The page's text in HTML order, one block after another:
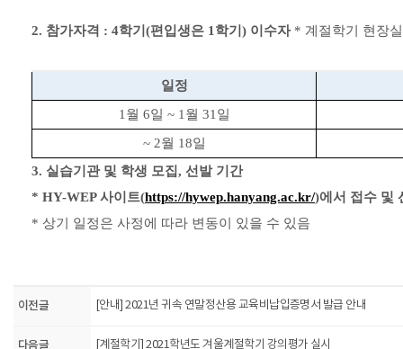
2. 참가자격 : 4학기 (편입생은 1 학기 ) 이수자 * 계절학기 현장
일정
1 월 6일 ~ 1 월 31 일
~ 2월 18일
3. 실습기관 및 학생 모집, 선발 기간
* HY-WEP사이트(https://hywep.hanyang.ac.kr/)에서 접수 및
* 상기 일정은 사정에 따라 변동이 있을 수 있음
이전글 [안내] 2021년 귀속 연말정산용 교육비납입증명서 발급 안내
다음글 [계절학기] 2021학년도 겨울계절학기 강의평가 실시